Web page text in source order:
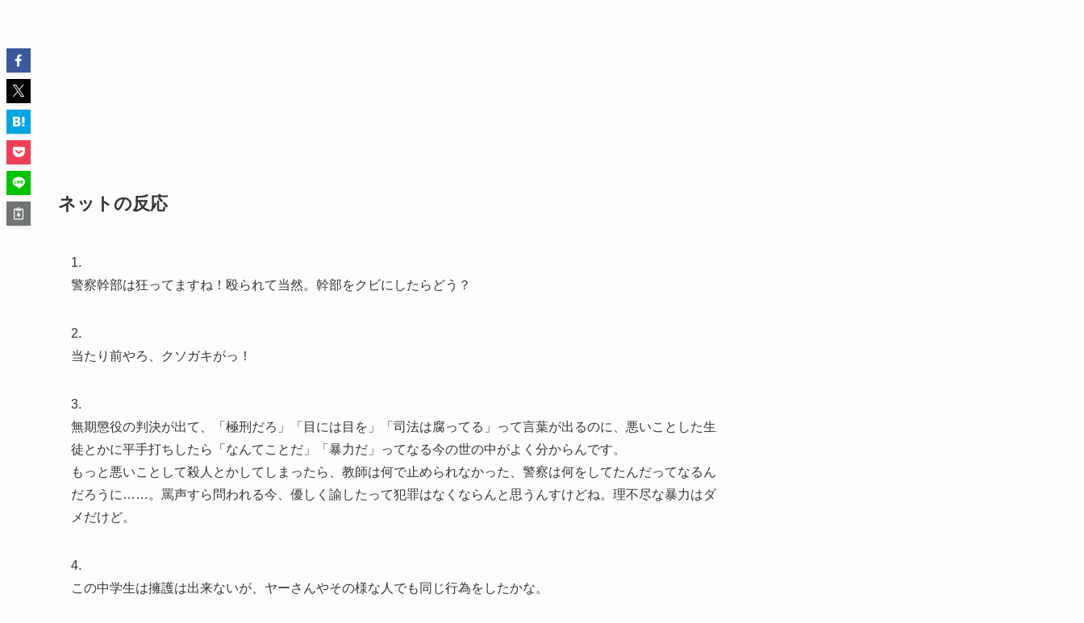
ネットの反応
1.
警察幹部は狂ってますね！殴られて当然。幹部をクビにしたらどう？
2.
当たり前やろ、クソガキがっ！
3.
無期懲役の判決が出て、「極刑だろ」「目には目を」「司法は腐ってる」って言葉が出るのに、悪いことした生
徒とかに平手打ちしたら「なんてことだ」「暴力だ」ってなる今の世の中がよく分からんです。
もっと悪いことして殺人とかしてしまったら、教師は何で止められなかった、警察は何をしてたんだってなるん
だろうに……。罵声すら問われる今、優しく諭したって犯罪はなくならんと思うんすけどね。理不尽な暴力はダ
メだけど。
4.
この中学生は擁護は出来ないが、ヤーさんやその様な人でも同じ行為をしたかな。